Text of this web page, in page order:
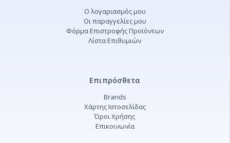
Ο λογαριασμός μου
Οι παραγγελίες μου
Φόρμα Επιστροφής Προϊόντων
Λίστα Επιθυμιών
Επιπρόσθετα
Brands
Χάρτης Ιστοσελίδας
Όροι Χρήσης
Επικοινωνία